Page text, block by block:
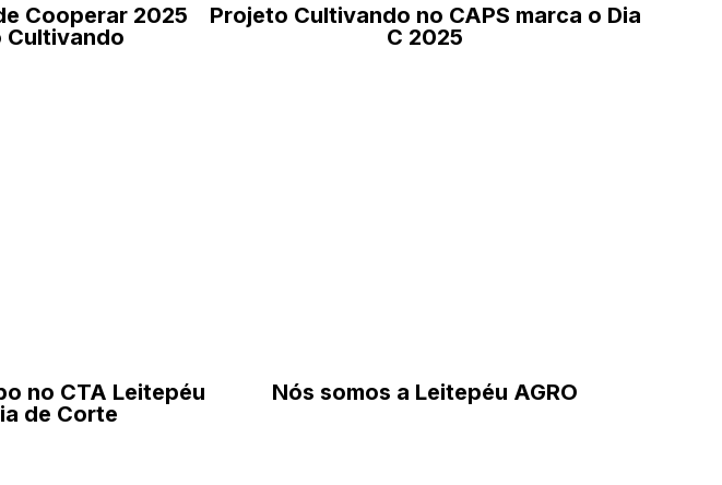
Cooperar 2025
Cultivando
Projeto Cultivando no CAPS marca o Dia
C 2025
no CTA Leitepéu
de Corte
Nós somos a Leitepéu AGRO